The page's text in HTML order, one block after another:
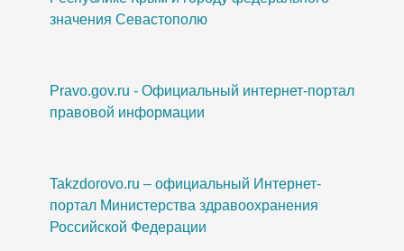
значения Севастополю
Pravo.gov.ru - Официальный интернет-портал
правовой информации
Takzdorovo.ru – официальный Интернет-
портал Министерства здравоохранения
Российской Федерации